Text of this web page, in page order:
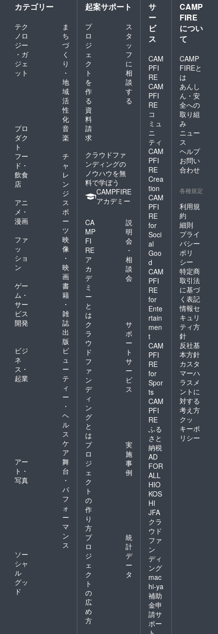
カテゴリー
テク
ノロ
ジー
・ガ
ジェ
ット
ま
ち
づ
く
り
・
地
域
活
性
化
プロ
ダク
ト
音
楽
フー
ド・
飲食
店
チ
ャ
レ
ン
ジ
アニ
メ・
漫画
ス
ポ
ー
ツ
ファ
ッ
ショ
ン
映
像
・
映
画
ゲー
ム・
サー
ビス
開発
書
籍
・
雑
誌
出
版
ビジ
ネ
ス・
起業
ビ
ュ
ー
テ
ィ
ー
・
ヘ
ル
ス
ケ
ア
アー
ト・
写真
舞
台
・
パ
フ
ォ
ー
マ
ン
ス
ソー
シャ
ル
グッ
ド
起案サポート
プ
ロ
ジ
ェ
ク
ト
を
作
る
ス
タ
ッ
フ
に
相
談
す
る
資
料
請
求
クラウドファ
ンディングの
ノウハウを無
料で学ぼう
CAMPFIRE
アカデミー
CA
MP
FI
RE
ア
カ
デ
ミ
ー
と
は
説
明
会
・
相
談
会
ク
ラ
ウ
ド
フ
ァ
ン
デ
ィ
ン
グ
と
は
サ
ポ
ー
ト
サ
ー
ビ
ス
プ
ロ
ジ
ェ
ク
ト
の
作
り
方
実
施
事
例
プ
ロ
ジ
ェ
ク
ト
の
広
め
方
統
計
デ
ー
タ
サ
ー
ビ
ス
CAM
PFI
RE
CAM
PFI
RE
コ
ミュ
ニ
ティ
CAM
PFI
RE
Crea
tion
CAM
PFI
RE
for
Soci
al
Goo
d
CAM
PFI
RE
for
Ente
rtain
men
t
CAM
PFI
RE
for
Spor
ts
CAM
PFI
RE
ふる
さと
納税
AD
FOR
ALL
HIO
KOS
HI
JFA
クラ
ウド
ファ
ン
ディ
ング
mac
hi-ya
補助
金申
請サ
ポー
CAMP
FIRE
につい
て
CAMP
FIREと
は
あんし
ん・安
全への
取り組
み
ニュー
ス
ヘルプ
お問い
合わせ
各種規定
利用規
約
細則
プライ
バシー
ポリ
シー
特定商
取引法
に基づ
く表記
情報セ
キュリ
ティ方
針
反社基
本方針
カスタ
マーハ
ラスメ
ントに
対する
考え方
クッ
キーポ
リシー